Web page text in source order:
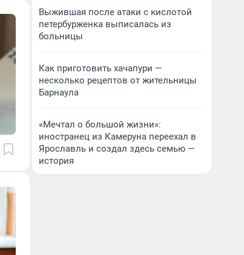
Выжившая после атаки с кислотой
петербурженка выписалась из
больницы
Как приготовить хачапури —
несколько рецептов от жительницы
Барнаула
«Мечтал о большой жизни»:
иностранец из Камеруна переехал в
Ярославль и создал здесь семью —
история